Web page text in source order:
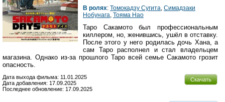
В ролях: Томокадзу Сугита Симадзаки
Нобунага Тояма Нао
Таро Сакамото был профессиональным
киллером, но, женившись, ушёл в отставку.
После этого у него родилась дочь Хана, а
сам Таро располнел и стал владельцем
магазина. Однако из-за прошлого Таро всей семье Сакамото грозит
опасность.
Скачать
Дата выхода фильма: 11.01.2025
Дата добавления: 17.09.2025
Последнее обновление: 17.09.2025